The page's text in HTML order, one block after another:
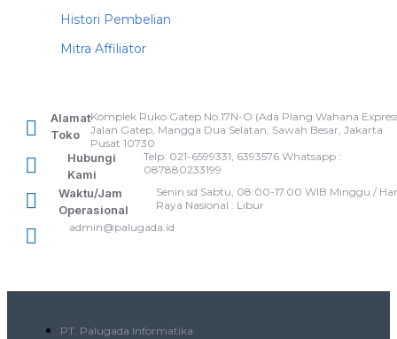
Histori Pembelian
Mitra Affiliator
Alamat
Toko
Komplek Ruko Gatep No.17N-O (Ada Plang Wahana
Jalan Gatep, Mangga Dua Selatan, Sawah Besar, Jakarta
Pusat 10730
Hubungi
Kami
Telp: 021-6599331, 6393576 Whatsapp :
087880233199
Waktu/Jam
Operasional
Senin sd Sabtu, 08.00-17.00 WIB Minggu /
Raya Nasional : Libur
admin@palugada.id
PT. Palugada Informatika